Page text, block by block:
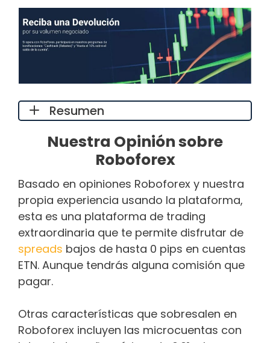
Resumen
Nuestra Opinión sobre
Roboforex
Basado en opiniones Roboforex y nuestra
propia experiencia usando la plataforma,
esta es una plataforma de trading
extraordinaria que te permite disfrutar de
spreads bajos de hasta 0 pips en cuentas
ETN. Aunque tendrás alguna comisión que
pagar.
Otras características que sobresalen en
Roboforex incluyen las microcuentas con